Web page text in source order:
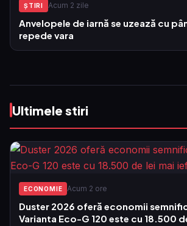
ŞTIRI Acum 2 zile
Anvelopele de iarnă se uzează cu
repede vara
Ultimele stiri
ECONOMIE Acum 2 ore
Duster 2026 oferă economii
Varianta Eco-G 120 este cu 18.500